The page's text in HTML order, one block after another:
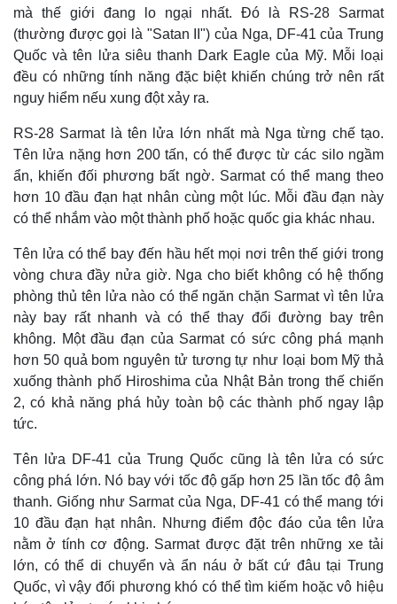
Bất động sản
Khởi nghiệp
Giá vàng
Tiêu dùng
Tỷ giá
Chứng khoán
Giá cà phê
mà thế giới đang lo ngại nhất. Đó là RS-28 Sarmat
(thường được gọi là "Satan II") của Nga, DF-41 của Trung
Quốc và tên lửa siêu thanh Dark Eagle của Mỹ. Mỗi loại
đều có những tính năng đặc biệt khiến chúng trở nên rất
nguy hiểm nếu xung đột xảy ra.
RS-28 Sarmat là tên lửa lớn nhất mà Nga từng chế tạo.
Tên lửa nặng hơn 200 tấn, có thể được từ các silo ngầm
ẩn, khiến đối phương bất ngờ. Sarmat có thể mang theo
hơn 10 đầu đạn hạt nhân cùng một lúc. Mỗi đầu đạn này
có thể nhắm vào một thành phố hoặc quốc gia khác nhau.
Tên lửa có thể bay đến hầu hết mọi nơi trên thế giới trong
vòng chưa đầy nửa giờ. Nga cho biết không có hệ thống
phòng thủ tên lửa nào có thể ngăn chặn Sarmat vì tên lửa
này bay rất nhanh và có thể thay đổi đường bay trên
không. Một đầu đạn của Sarmat có sức công phá mạnh
hơn 50 quả bom nguyên tử tương tự như loại bom Mỹ thả
xuống thành phố Hiroshima của Nhật Bản trong thế chiến
2, có khả năng phá hủy toàn bộ các thành phố ngay lập
tức.
Tên lửa DF-41 của Trung Quốc cũng là tên lửa có sức
công phá lớn. Nó bay với tốc độ gấp hơn 25 lần tốc độ âm
thanh. Giống như Sarmat của Nga, DF-41 có thể mang tới
10 đầu đạn hạt nhân. Nhưng điểm độc đáo của tên lửa
nằm ở tính cơ động. Sarmat được đặt trên những xe tải
lớn, có thể di chuyển và ẩn náu ở bất cứ đâu tại Trung
Quốc, vì vậy đối phương khó có thể tìm kiếm hoặc vô hiệu